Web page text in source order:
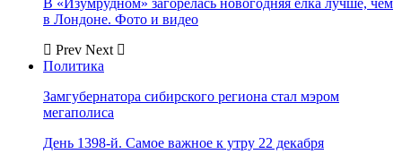
В «Изумрудном» загорелась новогодняя елка лучше, чем
в Лондоне. Фото и видео
Prev Next
Политика
Замгубернатора сибирского региона стал мэром
мегаполиса
День 1398-й. Самое важное к утру 22 декабря